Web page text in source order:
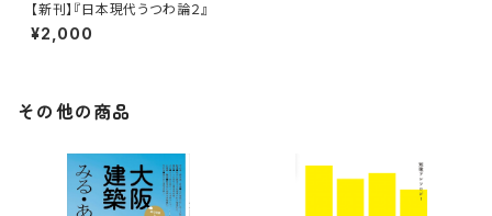
【新刊】『日本現代うつわ論２』
¥2,000
その他の商品